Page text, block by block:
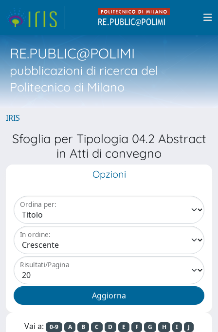
RE.PUBLIC@POLIMI
pubblicazioni di ricerca del
Politecnico di Milano
IRIS
Sfoglia per Tipologia 04.2 Abstract
in Atti di convegno
Opzioni
Ordina per:
In ordine:
Risultati/Pagina
Vai a: 0-9 A B C D E F G H I
J